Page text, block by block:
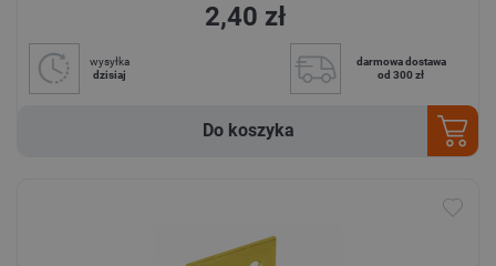
2,40 zł
wysyłka
dzisiaj
darmowa dostawa
od 300 zł
Do koszyka